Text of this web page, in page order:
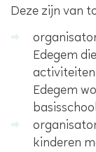
Deze zijn van
Edegem
activiteiten
Edegem
kinderen